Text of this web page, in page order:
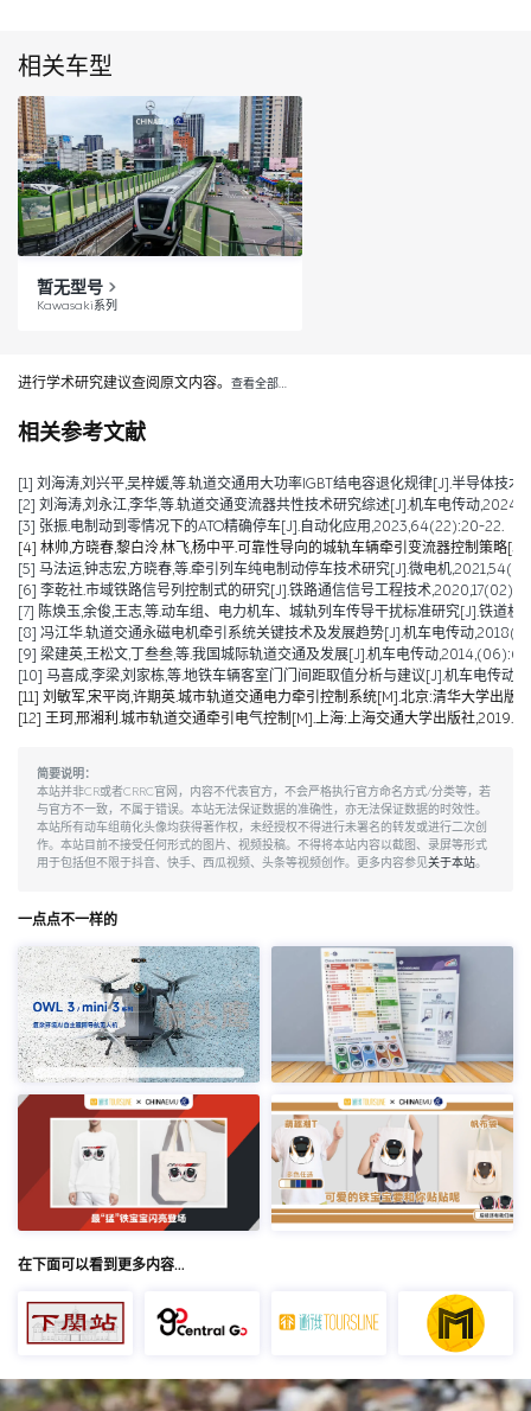
相关车型
暂无型号
Kawasaki系列
进行学术研究建议查阅原文内容。 查看全部…
相关参考文献
[1] 刘海涛,刘兴平,吴梓媛,等.轨道交通用大功率IGBT结电容退化规律[J].半导体技
[2] 刘海涛,刘永江,李华,等.轨道交通变流器共性技术研究综述[J].机车电传动
[3] 张振.电制动到零情况下的ATO精确停车[J].自动化应用,2023,64(22):20-22.
[4] 林帅,方晓春,黎白泠,林飞,杨中平.可靠性导向的城轨车辆牵引变流器控制策略
[5] 马法运,钟志宏,方晓春,等.牵引列车纯电制动停车技术研究[J].微电机
[6] 李乾社.市域铁路信号列控制式的研究[J].铁路通信信号工程技术
[7] 陈焕玉,余俊,王志,等.动车组、电力机车、城轨列车传导干扰标准研究[J].铁道
[8] 冯江华.轨道交通永磁电机牵引系统关键技术及发展趋势[J].机车电传动
[9] 梁建英,王松文,丁叁叁,等.我国城际轨道交通及发展[J].机车电传动,2014,(06):6-
[10] 马喜成,李梁,刘家栋,等.地铁车辆客室门门间距取值分析与建议[J].机车电传动
[11] 刘敏军,宋平岗,许期英.城市轨道交通电力牵引控制系统[M].北京:清华大学出版
[12] 王珂,邢湘利.城市轨道交通牵引电气控制[M].上海:上海交通大学出版社,2019.
简要说明：
本站并非CR或者CRRC官网，内容不代表官方，不会严格执行官方命名方式/分类等，若
与官方不一致，不属于错误。本站无法保证数据的准确性，亦无法保证数据的时效性。
本站所有动车组萌化头像均获得著作权，未经授权不得进行未署名的转发或进行二次创
作。本站目前不接受任何形式的图片、视频投稿。不得将本站内容以截图、录屏等形式
用于包括但不限于抖音、快手、西瓜视频、头条等视频创作。更多内容参见关于本站。
一点点不一样的
在下面可以看到更多内容…